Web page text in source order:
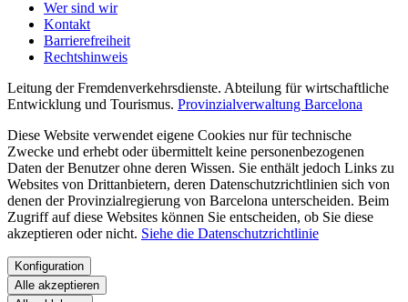
Wer sind wir
Kontakt
Barrierefreiheit
Rechtshinweis
Leitung der Fremdenverkehrsdienste. Abteilung für wirtschaftliche
Entwicklung und Tourismus. Provinzialverwaltung Barcelona
Diese Website verwendet eigene Cookies nur für technische
Zwecke und erhebt oder übermittelt keine personenbezogenen
Daten der Benutzer ohne deren Wissen. Sie enthält jedoch Links zu
Websites von Drittanbietern, deren Datenschutzrichtlinien sich von
denen der Provinzialregierung von Barcelona unterscheiden. Beim
Zugriff auf diese Websites können Sie entscheiden, ob Sie diese
akzeptieren oder nicht. Siehe die Datenschutzrichtlinie
Konfiguration
Alle akzeptieren